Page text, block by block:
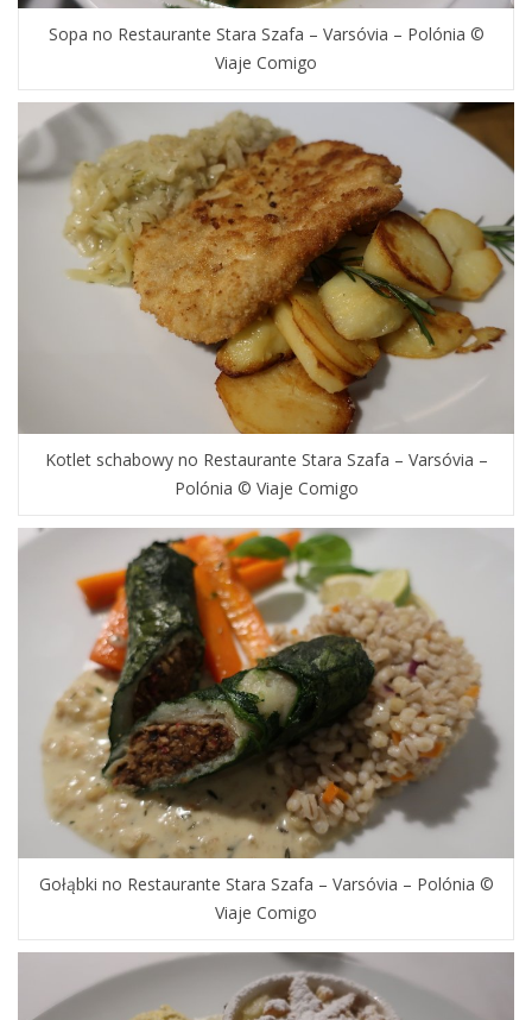
Sopa no Restaurante Stara Szafa – Varsóvia – Polónia ©
Viaje Comigo
Kotlet schabowy no Restaurante Stara Szafa – Varsóvia –
Polónia © Viaje Comigo
Gołąbki no Restaurante Stara Szafa – Varsóvia – Polónia ©
Viaje Comigo